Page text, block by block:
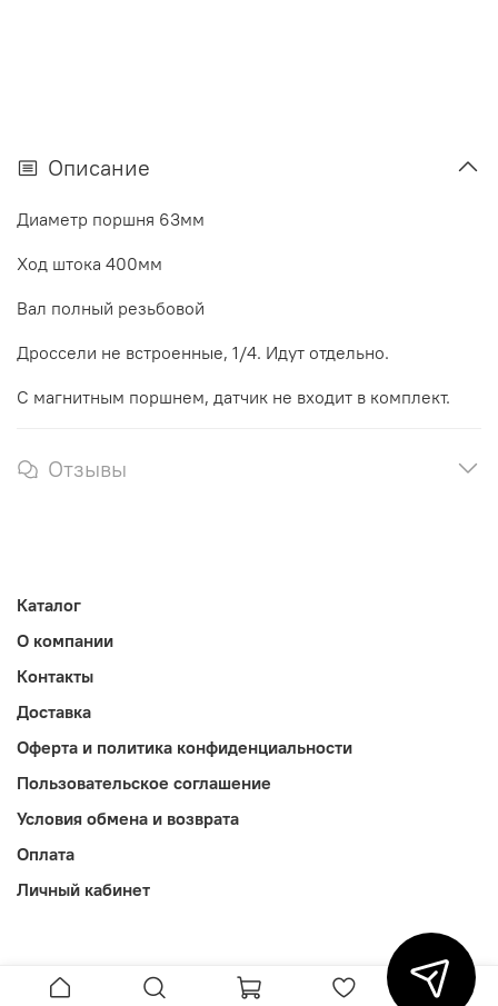
Описание
Диаметр поршня 63мм
Ход штока 400мм
Вал полный резьбовой
Дроссели не встроенные, 1/4. Идут отдельно.
С магнитным поршнем, датчик не входит в комплект.
Отзывы
Каталог
О компании
Контакты
Доставка
Оферта и политика конфиденциальности
Пользовательское соглашение
Условия обмена и возврата
Оплата
Личный кабинет